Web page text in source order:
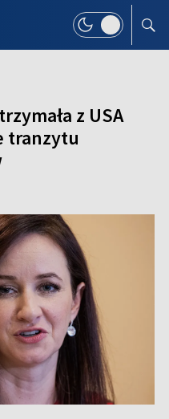
z USA
tranzytu